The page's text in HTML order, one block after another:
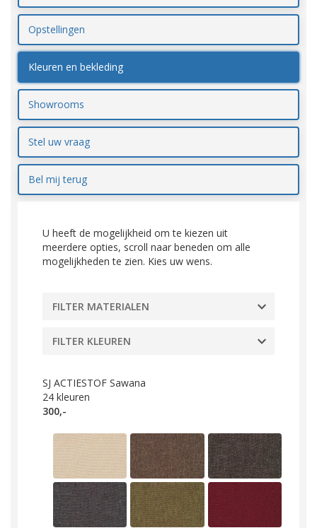
Opstellingen
Kleuren en bekleding
Showrooms
Stel uw vraag
Bel mij terug
U heeft de mogelijkheid om te kiezen uit
meerdere opties, scroll naar beneden om alle
mogelijkheden te zien. Kies uw wens.
FILTER MATERIALEN
FILTER KLEUREN
SJ ACTIESTOF Sawana
24 kleuren
300,-